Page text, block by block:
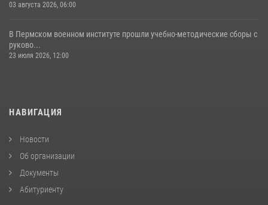
03 августа 2026, 06:00
В Пермском военном институте прошли учебно-методические сборы с
руково...
23 июля 2026, 12:00
НАВИГАЦИЯ
Новости
Об организации
Документы
Абитуриенту